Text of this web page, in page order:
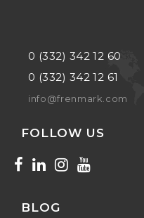
0 (332) 342 12 60
0 (332) 342 12 61
info@frenmark.com
FOLLOW US
BLOG